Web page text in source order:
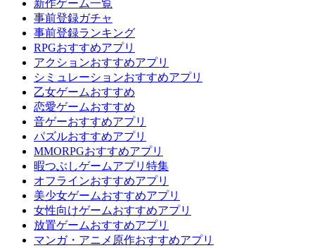
新作ゲーム一覧
事前登録ガチャ
事前登録ランキング
RPGおすすめアプリ
アクションおすすめアプリ
シミュレーションおすすめアプリ
乙女ゲームおすすめ
恋愛ゲームおすすめ
音ゲーおすすめアプリ
パズルおすすめアプリ
MMORPGおすすめアプリ
暇つぶしゲームアプリ特集
オフラインおすすめアプリ
美少女ゲームおすすめアプリ
女性向けゲームおすすめアプリ
放置ゲームおすすめアプリ
マンガ・アニメ原作おすすめアプリ